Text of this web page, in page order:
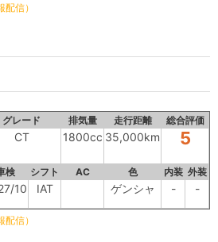
信）
グレード 排気量 走行距離 総合評価
CT 1800cc 35,000km 5
検 シフト AC 色 内装 外装
10 IAT ゲンシャ - -
信）